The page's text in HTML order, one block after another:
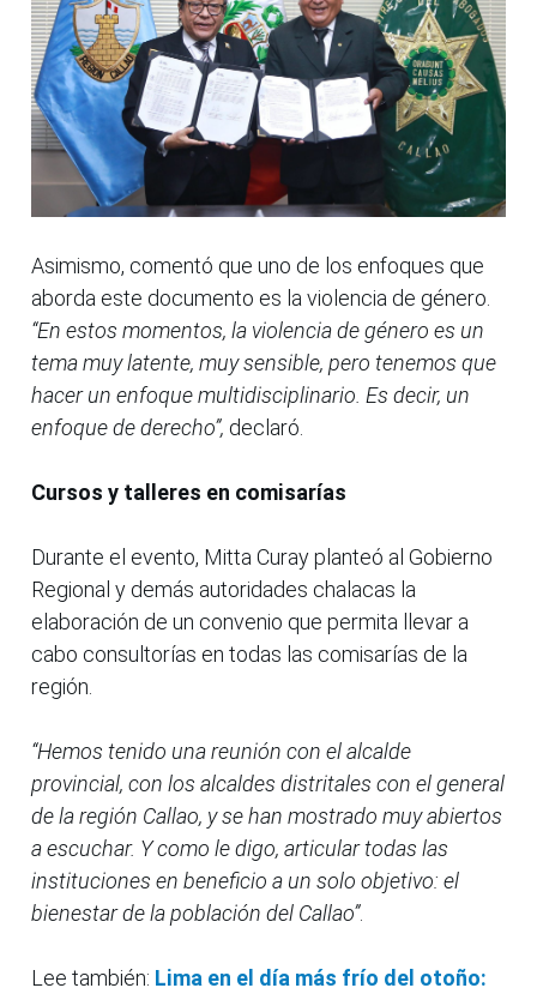
Asimismo, comentó que uno de los enfoques que
aborda este documento es la violencia de género.
“En estos momentos, la violencia de género es un
tema muy latente, muy sensible, pero tenemos que
hacer un enfoque multidisciplinario. Es decir, un
enfoque de derecho”, declaró.
Cursos y talleres en comisarías
Durante el evento, Mitta Curay planteó al Gobierno
Regional y demás autoridades chalacas la
elaboración de un convenio que permita llevar a
cabo consultorías en todas las comisarías de la
región.
“Hemos tenido una reunión con el alcalde
provincial, con los alcaldes distritales con el general
de la región Callao, y se han mostrado muy abiertos
a escuchar. Y como le digo, articular todas las
instituciones en beneficio a un solo objetivo: el
bienestar de la población del Callao”.
Lee también: Lima en el día más frío del otoño: